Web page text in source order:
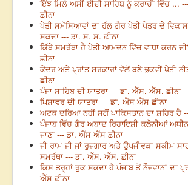
ਇੰਝ ਮਿਲੇ ਅਸੀਂ ਈਦੀ ਸਾਹਿਬ ਨੂੰ ਕਰਾਚੀ ਵਿੱਚ ...
ਛੀਨਾ
ਖੇਤੀ ਸਮੱਸਿਆਵਾਂ ਦਾ ਹੱਲ ਗ਼ੈਰ ਖੇਤੀ ਖੇਤਰ ਦੇ
ਸਕਦਾ --- ਡਾ. ਸ. ਸ. ਛੀਨਾ
ਕਿੱਥੇ ਸਮਰੱਥਾ ਹੈ ਖੇਤੀ ਆਮਦਨ ਵਿੱਚ ਵਾਧਾ ਕਰਨ
ਛੀਨਾ
ਕੇਂਦਰ ਅਤੇ ਪ੍ਰਾਂਤ ਸਰਕਾਰਾਂ ਵੱਲੋਂ ਬਣੇ ਢੁਕਵੀਂ ਖੇਤੀ
ਛੀਨਾ
ਪੰਜਾ ਸਾਹਿਬ ਦੀ ਯਾਤਰਾ --- ਡਾ. ਐੱਸ. ਐੱਸ. ਛੀਨਾ
ਪਿਸ਼ਾਵਰ ਦੀ ਯਾਤਰਾ --- ਡਾ. ਐੱਸ ਐੱਸ ਛੀਨਾ
ਅਟਕ ਦਰਿਆ ਨਹੀਂ ਸਗੋਂ ਪਾਕਿਸਤਾਨ ਦਾ ਸ਼ਹਿਰ ਹੈ
ਪੰਜਾਬ ਵਿੱਚ ਗੈਰ ਅਬਾਦ ਰਿਹਾਇਸ਼ੀ ਕਲੋਨੀਆਂ
ਜਾਣਾ --- ਡਾ. ਐੱਸ ਐੱਸ ਛੀਨਾ
ਜੀ ਰਾਮ ਜੀ ਜਾਂ ਰੁਜ਼ਗਾਰ ਅਤੇ ਉਪਜੀਵਕਾ ਸਕੀਮ
ਸਮਰੱਥਾ --- ਡਾ. ਐੱਸ. ਐੱਸ. ਛੀਨਾ
ਕਿਸ ਤਰ੍ਹਾਂ ਰੁਕ ਸਕਦਾ ਹੈ ਪੰਜਾਬ ਤੋਂ ਨੌਜਵਾਨਾਂ ਦਾ
ਐੱਸ ਛੀਨਾ